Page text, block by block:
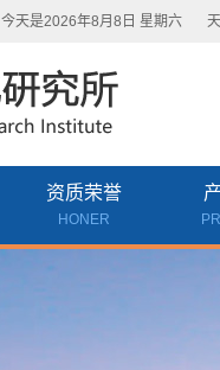
今天是2026年8月8日 星期六 天
资质荣誉
HONER